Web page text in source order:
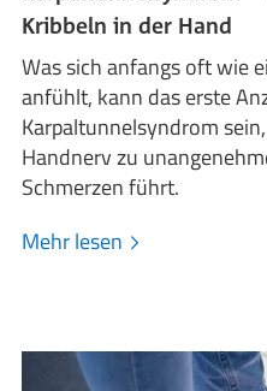
Kribbeln in der Hand
Was sich anfangs oft wie
anfühlt, kann das erste
Karpaltunnelsyndrom
Handnerv zu
Schmerzen führt.
Mehr lesen